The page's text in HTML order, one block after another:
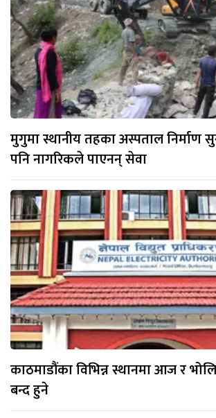
मुगुमा स्थानीय तहका अस्पताल निर्माण
पनि नागरिकले पाएनन् सेवा
काठमाडौंका विभिन्न स्थानमा आज र
बन्द हुने